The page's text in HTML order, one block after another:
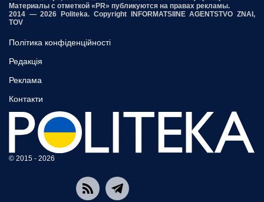
Материалы с отметкой «PR» публикуются на правах рекламы.
2014 — 2026 Politeka. Copyright INFORMATSIINE AGENTSTVO ZNAI,
TOV
Політика конфіденційності
Редакція
Реклама
Контакти
© 2015 - 2026